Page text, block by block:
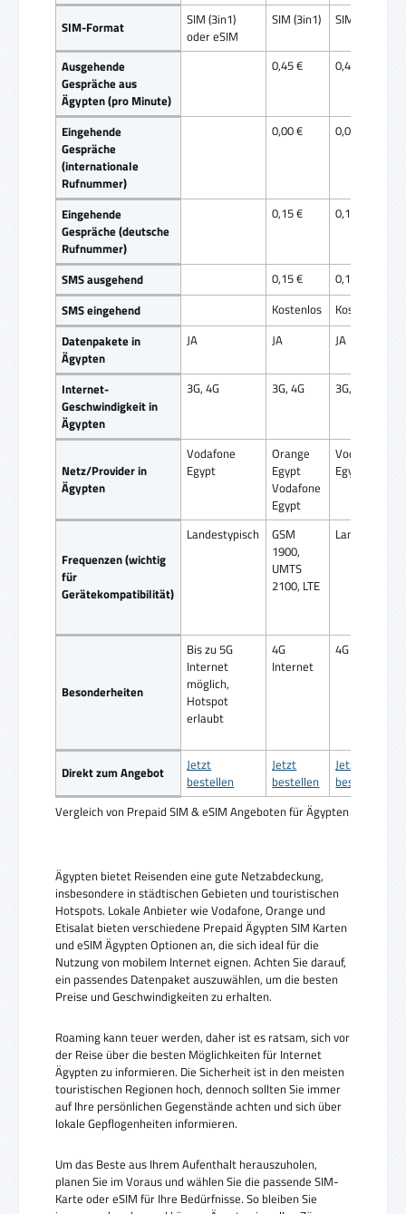
Vergleich von Prepaid SIM & eSIM Angeboten für Ägypten
SIM-Format
SIM (3in1)
oder eSIM
SIM (3in1) SIM (3in1)
Ausgehende
Gespräche aus
Ägypten (pro Minute)
0,45 € 0,49 €
Eingehende
Gespräche
(internationale
Rufnummer)
0,00 € 0,00 €
Eingehende
Gespräche (deutsche
Rufnummer)
0,15 € 0,15 €
SMS ausgehend 0,15 €
0,15 €
SMS eingehend
Kostenlos
Kostenlos
Datenpakete in
Ägypten
JA JA JA
Internet-
Geschwindigkeit in
Ägypten
3G, 4G 3G, 4G 3G, 4G
Netz/Provider in
Ägypten
Vodafone
Egypt
Orange
Egypt
Vodafone
Egypt
Vodafone
Egypt
Frequenzen (wichtig
für
Gerätekompatibilität)
Landestypisch
GSM
1900,
UMTS
2100, LTE
Besonderheiten
Bis zu 5G
Internet
möglich,
Hotspot
erlaubt
4G
Internet
4G Internet
Direkt zum Angebot
Jetzt
bestellen
Jetzt
bestellen
Jetzt
bestellen
Ägypten bietet Reisenden eine gute Netzabdeckung,
insbesondere in städtischen Gebieten und touristischen
Hotspots. Lokale Anbieter wie Vodafone, Orange und
Etisalat bieten verschiedene Prepaid Ägypten SIM Karten
und eSIM Ägypten Optionen an, die sich ideal für die
Nutzung von mobilem Internet eignen. Achten Sie darauf,
ein passendes Datenpaket auszuwählen, um die besten
Preise und Geschwindigkeiten zu erhalten.
Roaming kann teuer werden, daher ist es ratsam, sich vor
der Reise über die besten Möglichkeiten für Internet
Ägypten zu informieren. Die Sicherheit ist in den meisten
touristischen Regionen hoch, dennoch sollten Sie immer
auf Ihre persönlichen Gegenstände achten und sich über
lokale Gepflogenheiten informieren.
Um das Beste aus Ihrem Aufenthalt herauszuholen,
planen Sie im Voraus und wählen Sie die passende SIM-
Karte oder eSIM für Ihre Bedürfnisse. So bleiben Sie